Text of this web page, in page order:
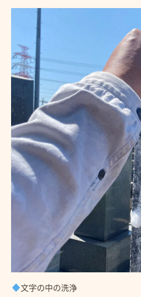
文字の中の洗浄